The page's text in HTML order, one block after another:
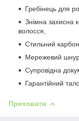
Гребінець для
Знімна захисна
волосся,
Стильний
Мережевий шнур
Супровідна
Гарантійний
Приховати